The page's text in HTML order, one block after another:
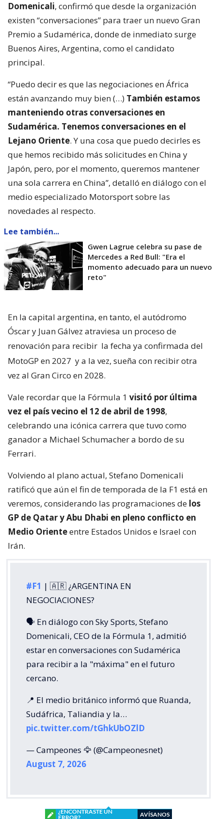
Domenicali, confirmó que desde la organización
existen “conversaciones” para traer un nuevo Gran
Premio a Sudamérica, donde de inmediato surge
Buenos Aires, Argentina, como el candidato
principal.
“Puedo decir es que las negociaciones en África
están avanzando muy bien (…) También estamos
manteniendo otras conversaciones en
Sudamérica. Tenemos conversaciones en el
Lejano Oriente. Y una cosa que puedo decirles es
que hemos recibido más solicitudes en China y
Japón, pero, por el momento, queremos mantener
una sola carrera en China”, detalló en diálogo con el
medio especializado Motorsport sobre las
novedades al respecto.
Lee también...
Gwen Lagrue celebra su pase de
Mercedes a Red Bull: "Era el
momento adecuado para un nuevo
reto"
En la capital argentina, en tanto, el autódromo
Óscar y Juan Gálvez atraviesa un proceso de
renovación para recibir la fecha ya confirmada del
MotoGP en 2027 y a la vez, sueña con recibir otra
vez al Gran Circo en 2028.
Vale recordar que la Fórmula 1 visitó por última
vez el país vecino el 12 de abril de 1998,
celebrando una icónica carrera que tuvo como
ganador a Michael Schumacher a bordo de su
Ferrari.
Volviendo al plano actual, Stefano Domenicali
ratificó que aún el fin de temporada de la F1 está en
veremos, considerando las programaciones de los
GP de Qatar y Abu Dhabi en pleno conflicto en
Medio Orienteentre Estados Unidos e Israel con
Irán.
#F1 | 🇦🇷 ¿ARGENTINA EN
NEGOCIACIONES?
🗣️ En diálogo con Sky Sports, Stefano
Domenicali, CEO de la Fórmula 1, admitió
estar en conversaciones con Sudamérica
para recibir a la "máxima" en el futuro
cercano.
📍 El medio británico informó que Ruanda,
Sudáfrica, Taliandia y la…
pic.twitter.com/tGhkUbOZlD
— Campeones 🦅 (@Campeonesnet)
August 7, 2026
¿ENCONTRASTE UN
ERROR?
AVÍSANOS